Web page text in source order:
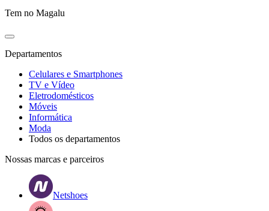
Tem no Magalu
Departamentos
Celulares e Smartphones
TV e Vídeo
Eletrodomésticos
Móveis
Informática
Moda
Todos os departamentos
Nossas marcas e parceiros
Netshoes